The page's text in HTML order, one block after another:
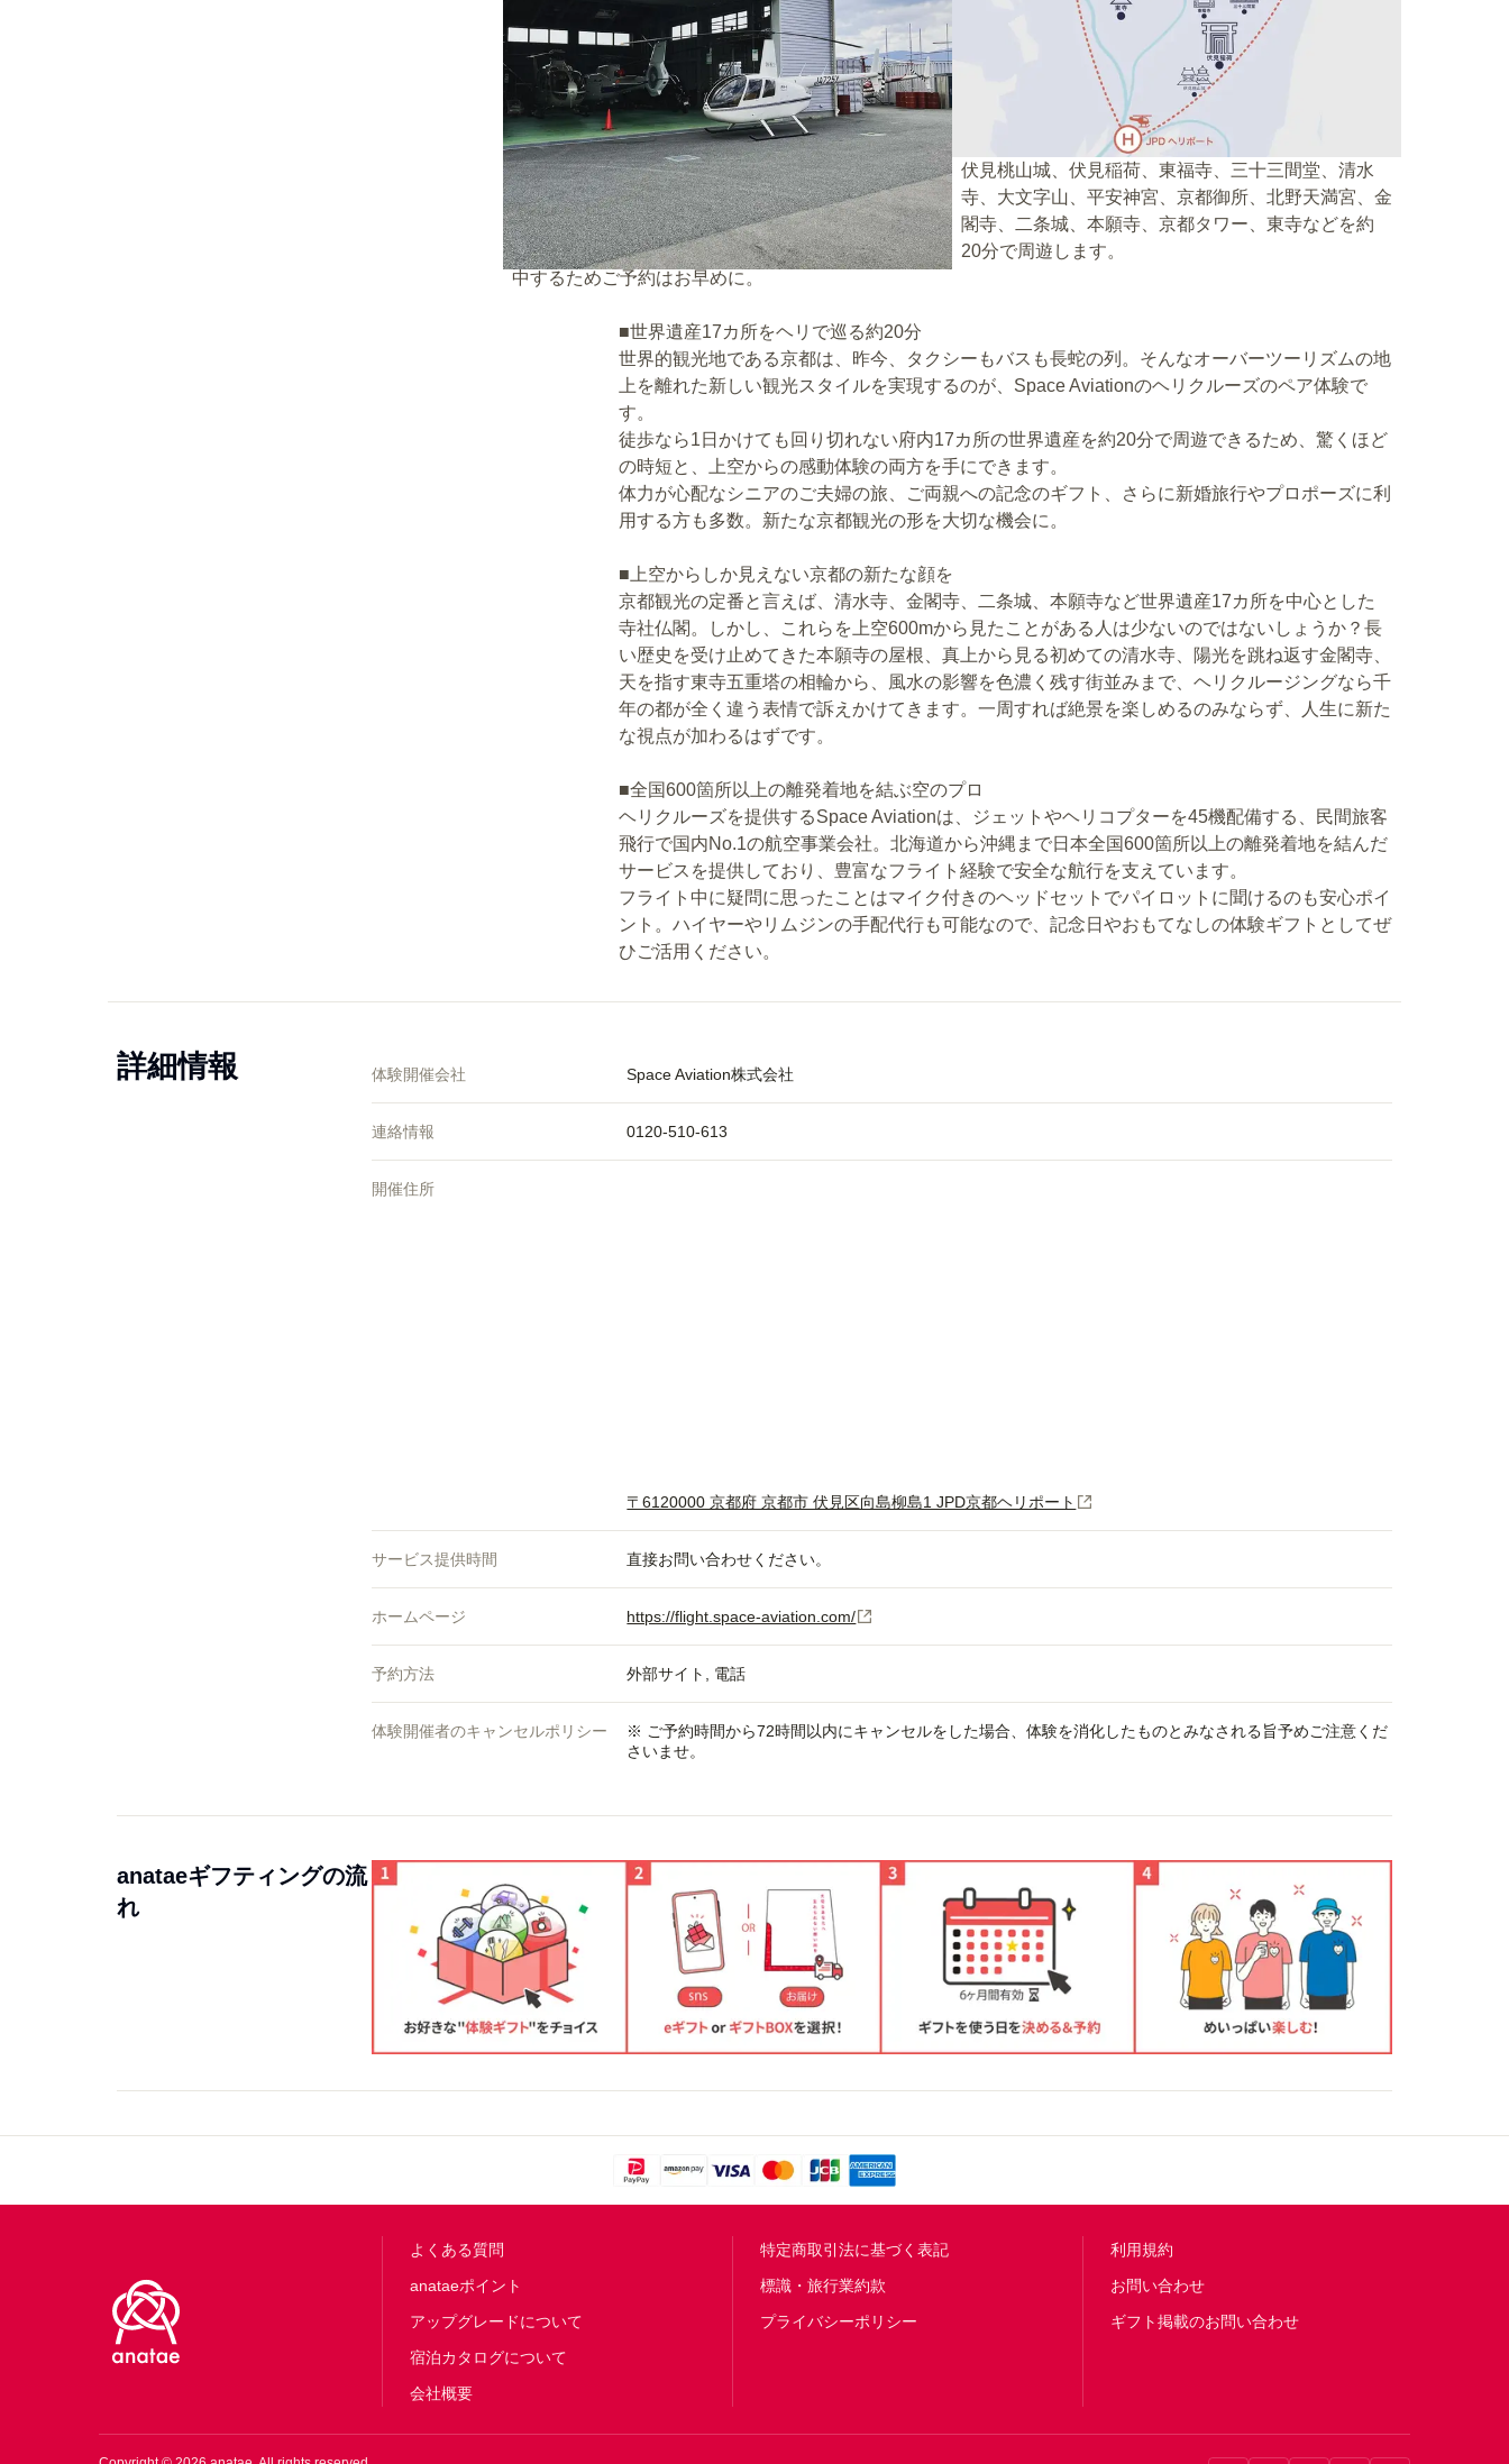
発着はJPD京都ヘリポート。空の上から名所をぐるっ
と周遊できるので、カップルのデートや友人との観光
にはもちろん、長く歩くのが大変なご両親への贈り物
にもぴったり。春の桜や秋の紅葉シーズンは人気が集
中するためご予約はお早めに。
伏見桃山城、伏見稲荷、東福寺、三十三間堂、清水
寺、大文字山、平安神宮、京都御所、北野天満宮、金
閣寺、二条城、本願寺、京都タワー、東寺などを約
20分で周遊します。
■世界遺産17カ所をヘリで巡る約20分
世界的観光地である京都は、昨今、タクシーもバスも長蛇の列。そんなオーバーツーリズムの地
上を離れた新しい観光スタイルを実現するのが、Space Aviationのヘリクルーズのペア体験で
す。
徒歩なら1日かけても回り切れない府内17カ所の世界遺産を約20分で周遊できるため、驚くほど
の時短と、上空からの感動体験の両方を手にできます。
体力が心配なシニアのご夫婦の旅、ご両親への記念のギフト、さらに新婚旅行やプロポーズに利
用する方も多数。新たな京都観光の形を大切な機会に。
■上空からしか見えない京都の新たな顔を
京都観光の定番と言えば、清水寺、金閣寺、二条城、本願寺など世界遺産17カ所を中心とした
寺社仏閣。しかし、これらを上空600mから見たことがある人は少ないのではないしょうか？長
い歴史を受け止めてきた本願寺の屋根、真上から見る初めての清水寺、陽光を跳ね返す金閣寺、
天を指す東寺五重塔の相輪から、風水の影響を色濃く残す街並みまで、ヘリクルージングなら千
年の都が全く違う表情で訴えかけてきます。一周すれば絶景を楽しめるのみならず、人生に新た
な視点が加わるはずです。
■全国600箇所以上の離発着地を結ぶ空のプロ
ヘリクルーズを提供するSpace Aviationは、ジェットやヘリコプターを45機配備する、民間旅客
飛行で国内No.1の航空事業会社。北海道から沖縄まで日本全国600箇所以上の離発着地を結んだ
サービスを提供しており、豊富なフライト経験で安全な航行を支えています。
フライト中に疑問に思ったことはマイク付きのヘッドセットでパイロットに聞けるのも安心ポイ
ント。ハイヤーやリムジンの手配代行も可能なので、記念日やおもてなしの体験ギフトとしてぜ
ひご活用ください。
詳細情報 体験開催会社 Space Aviation株式会社
連絡情報 0120-510-613
開催住所
〒6120000 京都府 京都市 伏見区向島柳島1 JPD京都ヘリポート
サービス提供時間 直接お問い合わせください。
ホームページ https://flight.space-aviation.com/
予約方法 外部サイト 電話
体験開催者のキャンセルポリシー
※ ご予約時間から72時間以内にキャンセルをした場合、体験を消化したものとみなされる旨予めご注意くだ
さいませ。
anataeギフティングの流
れ
よくある質問
anataeポイント
アップグレードについて
宿泊カタログについて
会社概要
特定商取引法に基づく表記
標識・旅行業約款
プライバシーポリシー
利用規約
お問い合わせ
ギフト掲載のお問い合わせ